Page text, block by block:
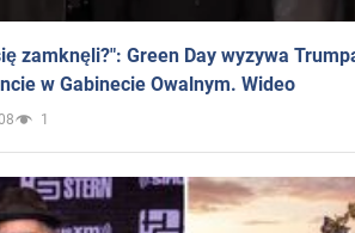
zamknęli?": Green Day wyzywa
w Gabinecie Owalnym. Wideo
1